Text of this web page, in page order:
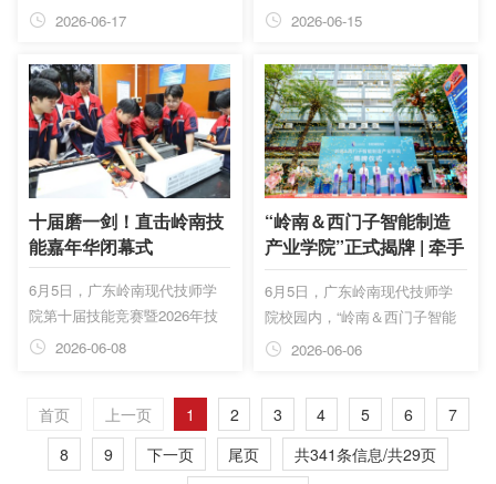
着满满期许走进比亚迪车间，开
旅。一周后，校长领导一线走
访、校企双方共商“订单班”与“厂
中校”蓝图。这场从“教室”到“车
间”的双向奔赴背后，更是一场
关于人才培养模式的深层变革。
2026-06-17
晓。本次评选由中国机械工业教
联合主办。广东岭南职业技术学
院智能制造学院（弘毅书院）申
报的两项教学成果从众多参评项
目中脱颖而出，分获一等奖和二
等奖，获得机械行业权威认可，
彰显了该学院在机械职业教育改
革领域的扎实积淀。
2026-06-15
十届磨一剑！直击岭南技
能嘉年华闭幕式
6月5日，广东岭南现代技师学
院第十届技能竞赛暨2026年技
能嘉年华闭幕式上，这些鲜活的
塑雕刻到养老护理，3741名学
子在39个赛项中各展所长，用
双手和头脑诠释了“技能照亮前
2026-06-08
“岭南＆西门子智能制造
产业学院”正式揭牌 | 牵手
世界500强，打造产教融
合新标杆
6月5日，广东岭南现代技师学
院校园内，“岭南＆西门子智能
制造产业学院”隆重揭牌，这块
黑到广州的旅程。
2026-06-06
首页 上一页 1 2 3 4 5 6
7
8
9 下一页 尾页
共341条信息/共29页